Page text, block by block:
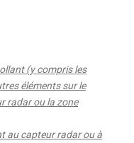
(y compris les
éléments sur le
radar ou la zone
au capteur radar ou à